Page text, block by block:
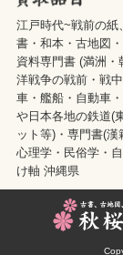
江戸時代~戦前の紙
書・和本・古地図
資料専門書 (満洲
洋戦争の戦前・戦
車・艦船・自動車
や日本各地の鉄道(
ット等)・専門書(
心理学・民俗学・
け軸 沖縄県